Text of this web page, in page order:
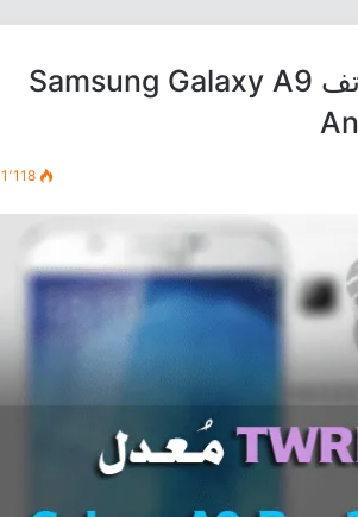
تثبيت ريكفري TWRP وعمل روت لهاتف Samsung Galaxy A9
1٬118